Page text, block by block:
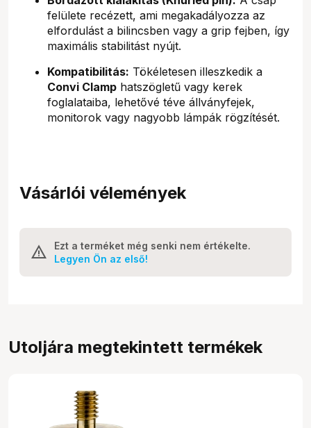
felülete recézett, ami megakadályozza az
elfordulást a bilincsben vagy a grip fejben, így
maximális stabilitást nyújt.
Kompatibilitás: Tökéletesen illeszkedik a
Convi Clamp hatszögletű vagy kerek
foglalataiba, lehetővé téve állványfejek,
monitorok vagy nagyobb lámpák rögzítését.
Vásárlói vélemények
Ezt a terméket még senki nem értékelte.
Legyen Ön az első!
Utoljára megtekintett termékek